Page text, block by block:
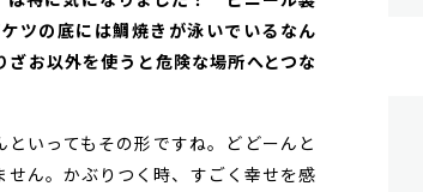
ツの底には鯛焼きが泳いでいるなん
お以外を使うと危険な場所へとつな
いってもその形ですね。どどーんと
ん。かぶりつく時、すごく幸せを感